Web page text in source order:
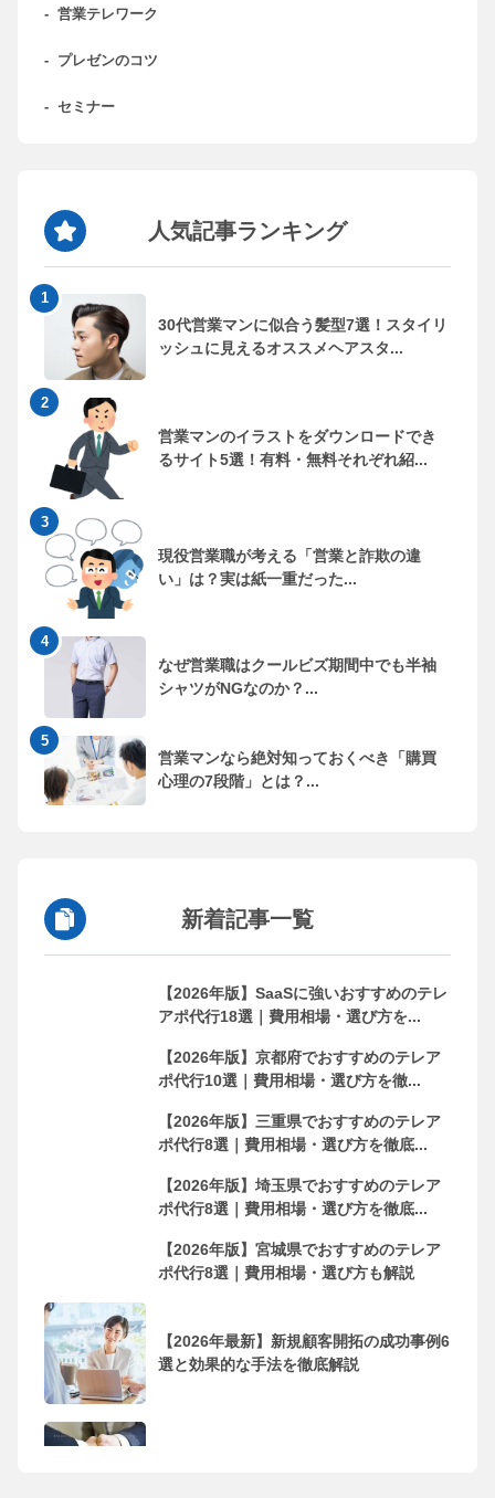
- 営業テレワーク
- プレゼンのコツ
- セミナー
人気記事ランキング
30代営業マンに似合う髪型7選！スタイリ
ッシュに見えるオススメヘアスタ...
営業マンのイラストをダウンロードでき
るサイト5選！有料・無料それぞれ紹...
現役営業職が考える「営業と詐欺の違
い」は？実は紙一重だった...
なぜ営業職はクールビズ期間中でも半袖
シャツがNGなのか？...
営業マンなら絶対知っておくべき「購買
心理の7段階」とは？...
新着記事一覧
【2026年版】SaaSに強いおすすめのテレ
アポ代行18選｜費用相場・選び方を...
【2026年版】京都府でおすすめのテレア
ポ代行10選｜費用相場・選び方を徹...
【2026年版】三重県でおすすめのテレア
ポ代行8選｜費用相場・選び方を徹底...
【2026年版】埼玉県でおすすめのテレア
ポ代行8選｜費用相場・選び方を徹底...
【2026年版】宮城県でおすすめのテレア
ポ代行8選｜費用相場・選び方も解説
【2026年最新】新規顧客開拓の成功事例6
選と効果的な手法を徹底解説